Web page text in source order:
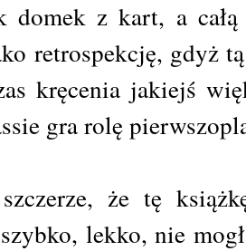
domek z kart, a
retrospekcję, gdyż
kręcenia jakiejś
gra rolę
że tę
lekko, nie